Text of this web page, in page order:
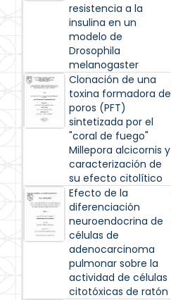
resistencia a la
insulina en un
modelo de
Drosophila
melanogaster
Clonación de una
toxina formadora de
poros (PFT)
sintetizada por el
"coral de fuego"
Millepora alcicornis y
caracterización de
su efecto citolítico
Efecto de la
diferenciación
neuroendocrina de
células de
adenocarcinoma
pulmonar sobre la
actividad de células
citotóxicas de ratón